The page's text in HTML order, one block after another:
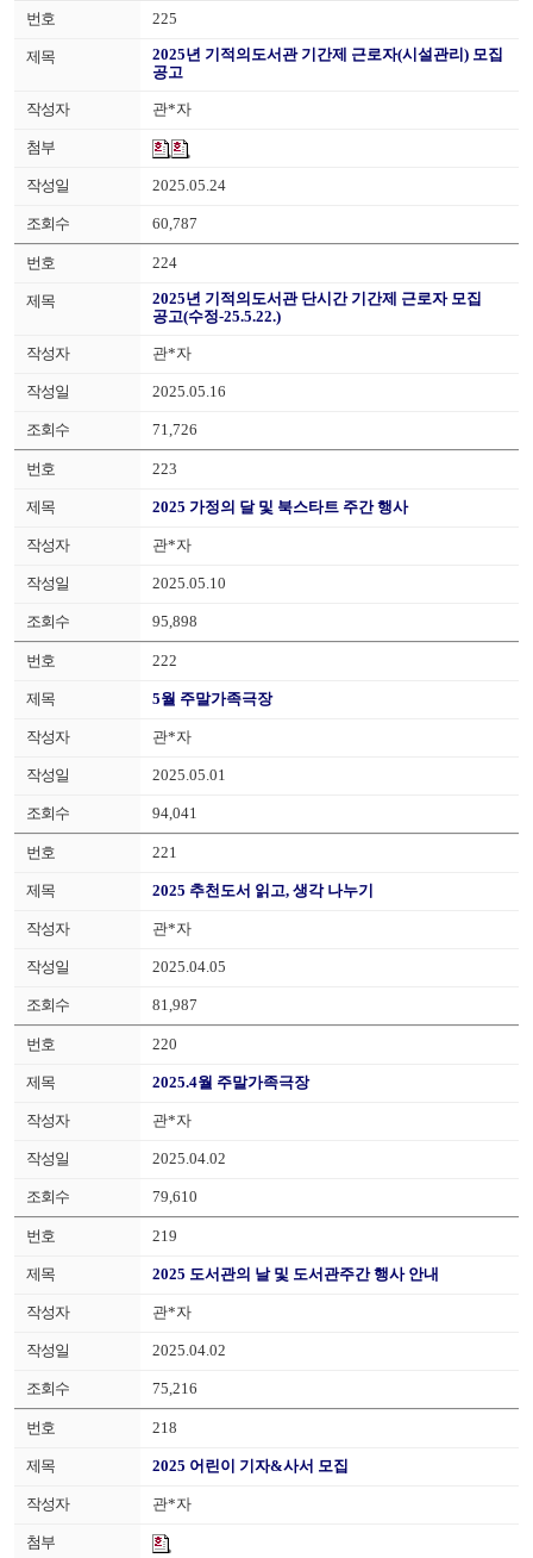
225
2025년 기적의도서관 기간제 근로자(시설관리) 모집
공고
관*자
2025.05.24
60,787
224
2025년 기적의도서관 단시간 기간제 근로자 모집
공고(수정-25.5.22.)
관*자
2025.05.16
71,726
223
2025 가정의 달 및 북스타트 주간 행사
관*자
2025.05.10
95,898
222
5월 주말가족극장
관*자
2025.05.01
94,041
221
2025 추천도서 읽고, 생각 나누기
관*자
2025.04.05
81,987
220
2025.4월 주말가족극장
관*자
2025.04.02
79,610
219
2025 도서관의 날 및 도서관주간 행사 안내
관*자
2025.04.02
75,216
218
2025 어린이 기자&사서 모집
관*자